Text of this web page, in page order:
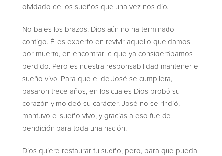
olvidado de los sueños que una vez nos dio.
No bajes los brazos. Dios aún no ha terminado
contigo. Él es experto en revivir aquello que damos
por muerto, en encontrar lo que ya considerábamos
perdido. Pero es nuestra responsabilidad mantener el
sueño vivo. Para que el de José se cumpliera,
pasaron trece años, en los cuales Dios probó su
corazón y moldeó su carácter. José no se rindió,
mantuvo el sueño vivo, y gracias a eso fue de
bendición para toda una nación.
Dios quiere restaurar tu sueño, pero, para que pueda